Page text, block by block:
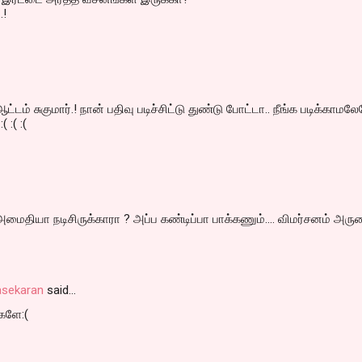
சுகுமார்.! நான் பதிவு படிச்சிட்டு துண்டு போட்டா.. நீங்க
:( :(
நடிசிருக்காரா ? அப்ப கண்டிப்பா பாக்கணும்.... விமர்சனம்
said…